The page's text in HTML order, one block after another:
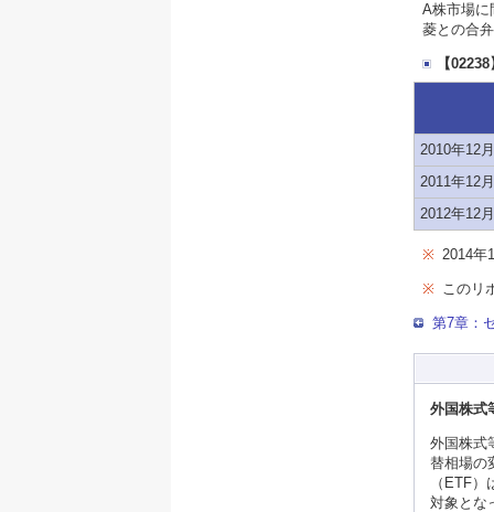
A株市場に
菱との合
【
2010年12月
2011年12月
2012年12月
※ 2014
※ このリ
第7章：
外国株式
外国株式
替相場の
（ETF
対象とな